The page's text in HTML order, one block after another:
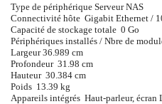
Type de périphérique Serveur NAS
Connectivité hôte Gigabit Ethernet /
Capacité de stockage totale 0 Go
Périphériques installés / Nbre de
Largeur 36.989 cm
Profondeur 31.98 cm
Hauteur 30.384 cm
Poids 13.39 kg
Appareils intégrés Haut-parleur, écran